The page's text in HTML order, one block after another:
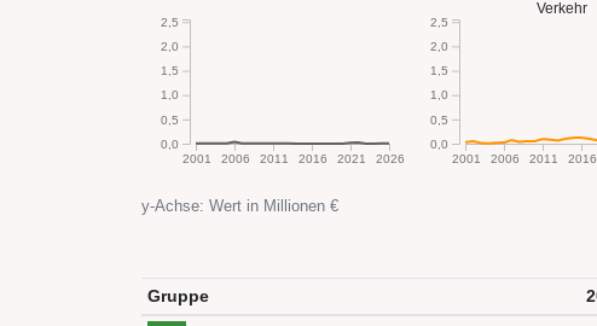
2001 2006 2011 2016 2021 2026
0,0
0,5
1,0
1,5
2,0
2,5
2001 2006 2011 2016
0,0
0,5
1,0
1,5
2,0
2,5
Verkehr
y-Achse: Wert in Millionen €
Gruppe
2020